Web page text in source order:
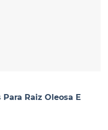
Para Raiz Oleosa E